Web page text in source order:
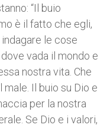
“Il buio
è il fatto che egli,
le cose
vada il mondo e
nostra vita. Che
Il buio su Dio e
per la nostra
Se Dio e i valori,